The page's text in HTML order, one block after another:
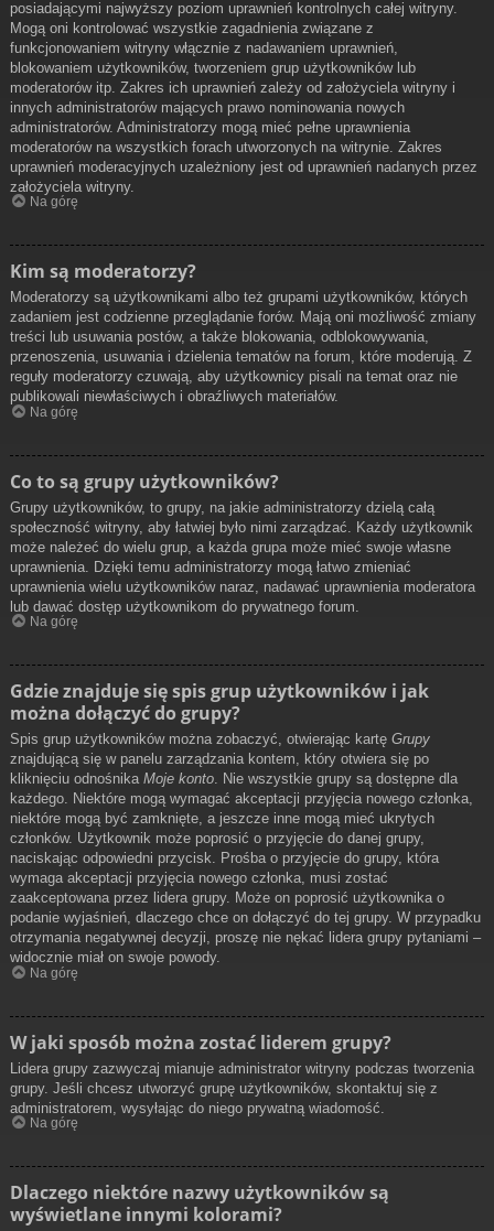
posiadającymi najwyższy poziom uprawnień kontrolnych całej witryny.
Mogą oni kontrolować wszystkie zagadnienia związane z
funkcjonowaniem witryny włącznie z nadawaniem uprawnień,
blokowaniem użytkowników, tworzeniem grup użytkowników lub
moderatorów itp. Zakres ich uprawnień zależy od założyciela witryny i
innych administratorów mających prawo nominowania nowych
administratorów. Administratorzy mogą mieć pełne uprawnienia
moderatorów na wszystkich forach utworzonych na witrynie. Zakres
uprawnień moderacyjnych uzależniony jest od uprawnień nadanych przez
założyciela witryny.
Na górę
Kim są moderatorzy?
Moderatorzy są użytkownikami albo też grupami użytkowników, których
zadaniem jest codzienne przeglądanie forów. Mają oni możliwość zmiany
treści lub usuwania postów, a także blokowania, odblokowywania,
przenoszenia, usuwania i dzielenia tematów na forum, które moderują. Z
reguły moderatorzy czuwają, aby użytkownicy pisali na temat oraz nie
publikowali niewłaściwych i obraźliwych materiałów.
Na górę
Co to są grupy użytkowników?
Grupy użytkowników, to grupy, na jakie administratorzy dzielą całą
społeczność witryny, aby łatwiej było nimi zarządzać. Każdy użytkownik
może należeć do wielu grup, a każda grupa może mieć swoje własne
uprawnienia. Dzięki temu administratorzy mogą łatwo zmieniać
uprawnienia wielu użytkowników naraz, nadawać uprawnienia moderatora
lub dawać dostęp użytkownikom do prywatnego forum.
Na górę
Gdzie znajduje się spis grup użytkowników i jak
można dołączyć do grupy?
Spis grup użytkowników można zobaczyć, otwierając kartę Grupy
znajdującą się w panelu zarządzania kontem, który otwiera się po
kliknięciu odnośnika Moje konto. Nie wszystkie grupy są dostępne dla
każdego. Niektóre mogą wymagać akceptacji przyjęcia nowego członka,
niektóre mogą być zamknięte, a jeszcze inne mogą mieć ukrytych
członków. Użytkownik może poprosić o przyjęcie do danej grupy,
naciskając odpowiedni przycisk. Prośba o przyjęcie do grupy, która
wymaga akceptacji przyjęcia nowego członka, musi zostać
zaakceptowana przez lidera grupy. Może on poprosić użytkownika o
podanie wyjaśnień, dlaczego chce on dołączyć do tej grupy. W przypadku
otrzymania negatywnej decyzji, proszę nie nękać lidera grupy pytaniami –
widocznie miał on swoje powody.
Na górę
W jaki sposób można zostać liderem grupy?
Lidera grupy zazwyczaj mianuje administrator witryny podczas tworzenia
grupy. Jeśli chcesz utworzyć grupę użytkowników, skontaktuj się z
administratorem, wysyłając do niego prywatną wiadomość.
Na górę
Dlaczego niektóre nazwy użytkowników są
wyświetlane innymi kolorami?